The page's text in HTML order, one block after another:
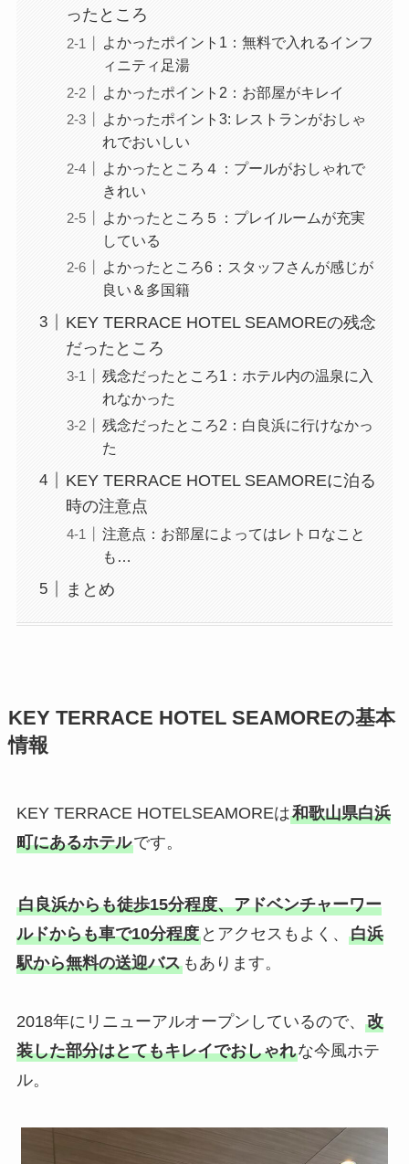
ったところ
よかったポイント1：無料で入れるインフ
ィニティ足湯
よかったポイント2：お部屋がキレイ
よかったポイント3: レストランがおしゃ
れでおいしい
よかったところ４：プールがおしゃれで
きれい
よかったところ５：プレイルームが充実
している
よかったところ6：スタッフさんが感じが
良い＆多国籍
KEY TERRACE HOTEL SEAMOREの残念
だったところ
残念だったところ1：ホテル内の温泉に入
れなかった
残念だったところ2：白良浜に行けなかっ
た
KEY TERRACE HOTEL SEAMOREに泊る
時の注意点
注意点：お部屋によってはレトロなこと
も…
まとめ
KEY TERRACE HOTEL SEAMOREの基本
情報
KEY TERRACE HOTELSEAMOREは和歌山県白浜
町にあるホテルです。
白良浜からも徒歩15分程度、アドベンチャーワー
ルドからも車で10分程度とアクセスもよく、 白浜
駅から無料の送迎バスもあります。
2018年にリニューアルオープンしているので、 改
装した部分はとてもキレイでおしゃれな今風ホテ
ル。